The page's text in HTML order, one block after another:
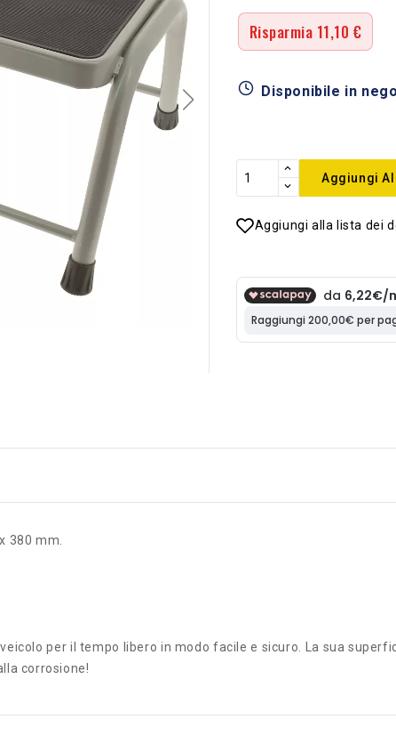
Risparmia 11,10 €
Disponibile in
Aggiungi
Aggiungi alla lista dei
380 mm.
per il tempo libero in modo facile e sicuro. La sua
corrosione!